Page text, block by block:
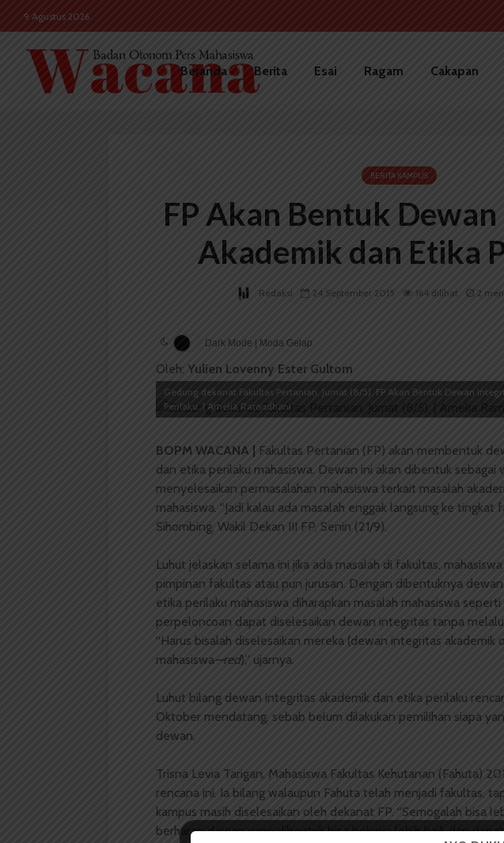
9 Agustus 2026
Beranda Berita Esai Ragam Cakapan
BERITA KAMPUS
FP Akan Bentuk
Akademik dan Etika
Redaksi 24 September 2015 164 dilihat 2
Dark Mode | Moda Gelap
Oleh: Yulien Lovenny Ester Gultom
Gedung dekanat Fakultas Pertanian, Jumat (8/5). FP Akan Bentuk Dewan
Perilaku. | Amelia Ramadhani
BOPM WACANA |
Fakultas Pertanian (FP) akan membentuk
dan etika perilaku mahasiswa. Dewan ini akan dibentuk sebagai
menyelesaikan permasalahan mahasiswa terkait masalah
mahasiswa. “Jadi kalau ada masalah enggak langsung ke tingkat
Sihombing, Wakil Dekan III FP, Senin (21/9).
Luhut jelaskan selama ini jika ada masalah di fakultas,
pimpinan fakultas atau pun jurusan. Dengan dibentuknya
etika perilaku mahasiswa diharapkan masalah mahasiswa
perpeloncoan dapat diselesaikan dewan integritas tanpa
“Harus bisalah diselesaikan mereka (dewan integritas akademik
mahasiswa—red),” ujarnya.
Luhut bilang dewan integritas akademik dan etika perilaku
Oktober mendatang, sebab belum dilakukan pemilihan siapa
dewan.
Trisna Levia Tarigan, Mahasiswa Fakultas Kehutanan (Fahuta)
rencana ini. Ia bilang walaupun Fahuta telah menjadi fakultas,
kampus masih diselesaikan oleh dekanat FP. “Semogalah bisa
berharap dewan yang dibentuk bisa bekerja lebih baik dan